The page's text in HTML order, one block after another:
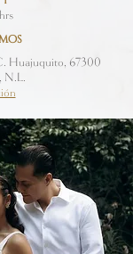
Huajuquito, 67300
N.L.